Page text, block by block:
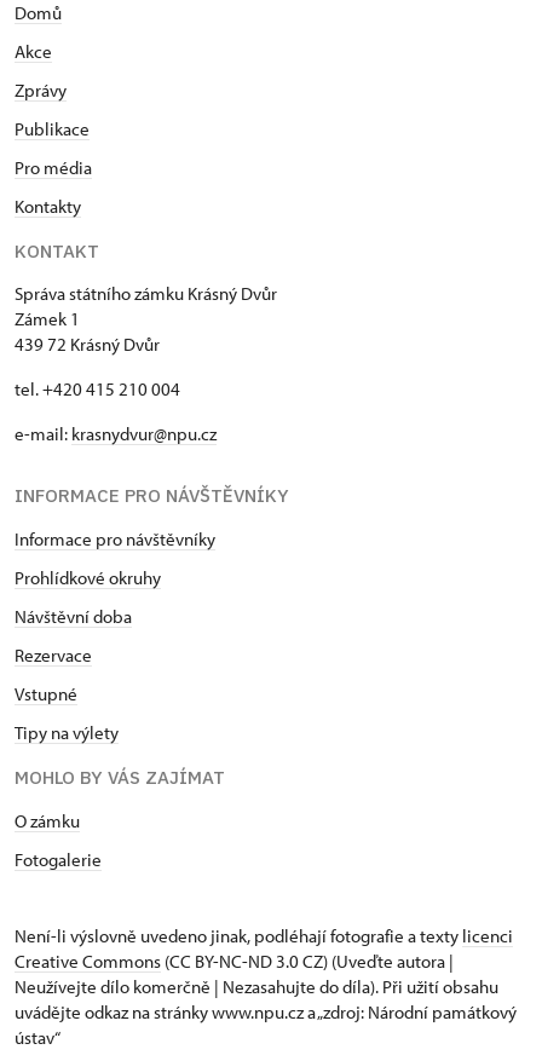
Domů
Akce
Zprávy
Publikace
Pro média
Kontakty
KONTAKT
Správa státního zámku Krásný Dvůr
Zámek 1
439 72 Krásný Dvůr
tel. +420 415 210 004
e-mail: krasnydvur@npu.cz
INFORMACE PRO NÁVŠTĚVNÍKY
Informace pro návštěvníky
Prohlídkové okruhy
Návštěvní doba
Rezervace
Vstupné
Tipy na výlety
MOHLO BY VÁS ZAJÍMAT
O zámku
Fotogalerie
Není-li výslovně uvedeno jinak, podléhají fotografie a texty licenci
Creative Commons (CC BY-NC-ND 3.0 CZ) (Uveďte autora |
Neužívejte dílo komerčně | Nezasahujte do díla). Při užití obsahu
uvádějte odkaz na stránky www.npu.cz a „zdroj: Národní památkový
ústav“